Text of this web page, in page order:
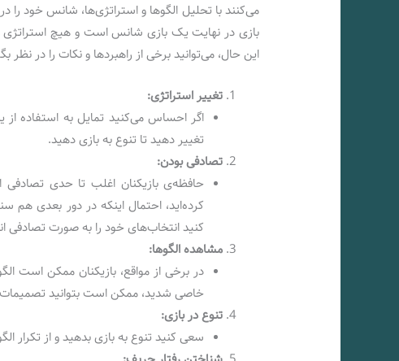
می‌کنند با تحلیل الگوها و استراتژی‌ها، شانس خود را
بازی در نهایت یک بازی شانس است و هیچ استراتژی
این حال، می‌توانید برخی از راهبردها و نکات را در نظر
تغییر استراتژی:
اگر احساس می‌کنید تمایل به استفاده
تغییر دهید تا تنوع به بازی دهید.
تصادفی بودن:
حافظه‌ی بازیکنان اغلب تا حدی
کرده‌اید، احتمال اینکه در دور بعدی
کنید انتخاب‌های خود را به صورت تصادفی
مشاهده الگوها:
در برخی از مواقع، بازیکنان ممکن است
خاصی شدید، ممکن است بتوانید
تنوع در بازی:
سعی کنید تنوع به بازی بدهید و از